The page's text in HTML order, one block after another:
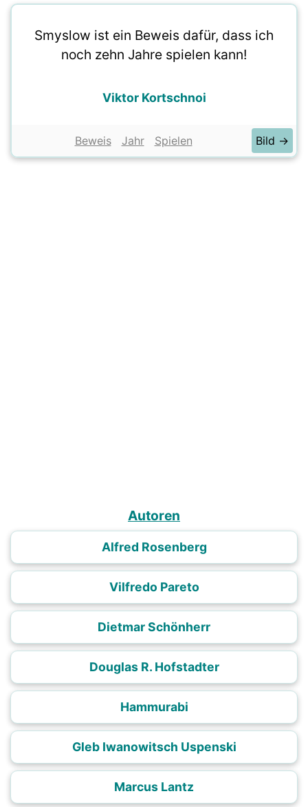
Smyslow ist ein Beweis dafür, dass ich
noch zehn Jahre spielen kann!
Viktor Kortschnoi
Beweis Jahr Spielen Bild →
Autoren
Alfred Rosenberg
Vilfredo Pareto
Dietmar Schönherr
Douglas R. Hofstadter
Hammurabi
Gleb Iwanowitsch Uspenski
Marcus Lantz